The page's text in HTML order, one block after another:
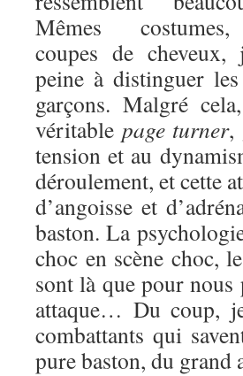
Mêmes
coupes de cheveux,
peine à distinguer
garçons. Malgré
véritable page turner,
tension et au
déroulement, et cette
d’angoisse et
baston. La
choc en scène choc,
sont là que pour
attaque… Du coup,
combattants qui
pure baston, du grand